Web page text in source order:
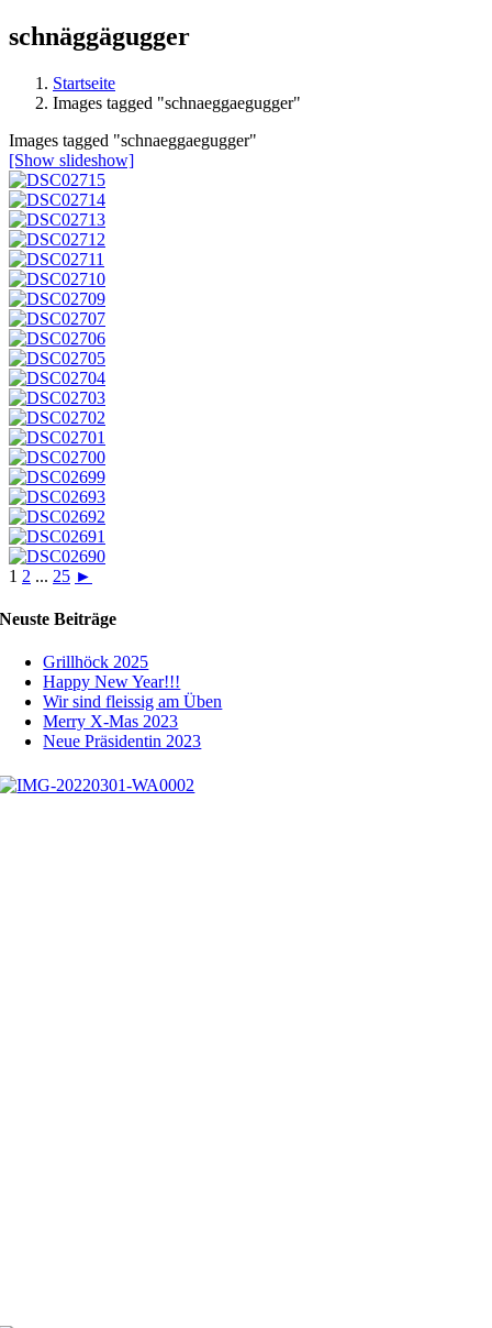
schnäggägugger
Startseite
Images tagged "schnaeggaegugger"
Images tagged "schnaeggaegugger"
[Show slideshow]
1 2 ... 25 ►
Neuste Beiträge
Grillhöck 2025
Happy New Year!!!
Wir sind fleissig am Üben
Merry X-Mas 2023
Neue Präsidentin 2023